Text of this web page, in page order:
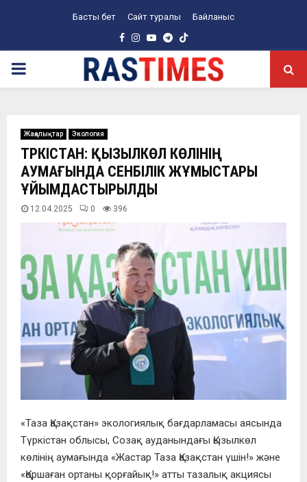
Басты бет Сайт туралы Байланыс
Facebook
Instagram
YoutubeTelegram
PRIMARY
Жаңалықтар Экология
ТҮРКІСТАН: ҚЫЗЫЛКӨЛ КӨЛІНІҢ
АУМАҒЫНДА СЕНБІЛІК ЖҰМЫСТАРЫ
ҰЙЫМДАСТЫРЫЛДЫ
12.04.2025 0 396
«Таза Қазақстан» экологиялық бағдарламасы аясында
Түркістан облысы, Созақ ауданындағы Қызылкөл
көлінің аумағында «Жастар Таза Қазақстан үшін!» және
«Қоршаған ортаны қорғайық!» атты тазалық акциясы